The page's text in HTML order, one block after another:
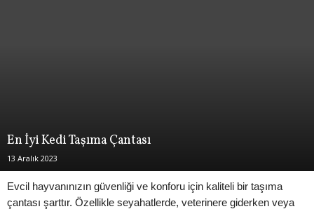
En İyi Kedi Taşıma Çantası
13 Aralık 2023
Evcil hayvanınızın güvenliği ve konforu için kaliteli bir taşıma
çantası şarttır. Özellikle seyahatlerde, veterinere giderken veya